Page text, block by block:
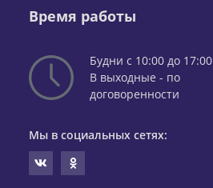
Время работы
Будни с 10:00 до 17:00
В выходные - по
договоренности
Мы в социальных сетях: